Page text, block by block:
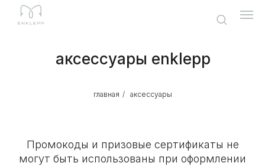
аксессуары enklepp
главная / аксессуары
Промокоды и призовые сертификаты не
могут быть использованы при оформлении